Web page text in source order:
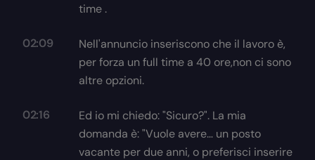
time .
02:09
Nell'annuncio inseriscono che il lavoro è,
per forza un full time a 40 ore,non ci sono
altre opzioni.
02:16
Ed io mi chiedo: "Sicuro?". La mia
domanda è: "Vuole avere… un posto
vacante per due anni, o preferisci inserire